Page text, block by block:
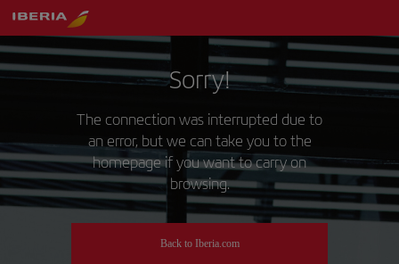
Sorry!
The connection was interrupted due to
an error, but we can take you to the
homepage if you want to carry on
browsing.
Back to Iberia.com